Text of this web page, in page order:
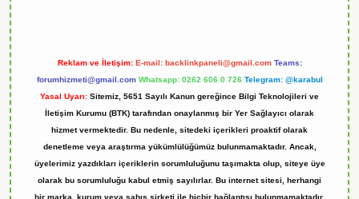
Reklam ve İletişim: E-mail: backlinkpaneli@gmail.com Teams:
forumhizmeti@gmail.com Whatsapp: 0262 606 0 726 Telegram: @karabul
Yasal Uyarı: Sitemiz, 5651 Sayılı Kanun gereğince Bilgi Teknolojileri ve
İletişim Kurumu (BTK) tarafından onaylanmış bir Yer Sağlayıcı olarak
hizmet vermektedir. Bu nedenle, sitedeki içerikleri proaktif olarak
denetleme veya araştırma yükümlülüğümüz bulunmamaktadır. Ancak,
üyelerimiz yazdıkları içeriklerin sorumluluğunu taşımakta olup, siteye üye
olarak bu sorumluluğu kabul etmiş sayılırlar. Bu internet sitesi, herhangi
bir marka, kurum veya şahıs şirketi ile hiçbir bağlantısı bulunmamaktadır.